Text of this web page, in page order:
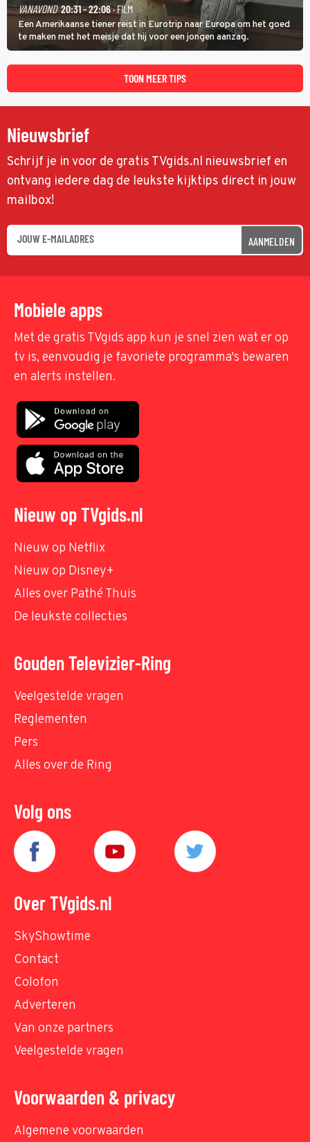
VANAVOND 20:31 - 22:06· FILM
Een Amerikaanse tiener reist in Eurotrip naar Europa om het goed
te maken met het meisje dat hij voor een jongen aanzag.
TOON MEER TIPS
Nieuwsbrief
Schrijf je in voor de gratis TVgids.nl nieuwsbrief en
ontvang iedere dag de leukste kijktips direct in jouw
mailbox!
AANMELDEN
Mobiele apps
Met de gratis TVgids app kun je snel zien wat er op
tv is, eenvoudig je favoriete programma's bewaren
en alerts instellen.
Nieuw op TVgids.nl
Nieuw op Netflix
Nieuw op Disney+
Alles over Pathé Thuis
De leukste collecties
Gouden Televizier-Ring
Veelgestelde vragen
Reglementen
Pers
Alles over de Ring
Volg ons
Over TVgids.nl
SkyShowtime
Contact
Colofon
Adverteren
Van onze partners
Veelgestelde vragen
Voorwaarden & privacy
Algemene voorwaarden